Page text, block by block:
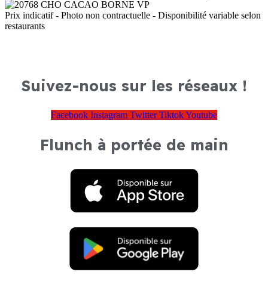
Prix indicatif - Photo non contractuelle - Disponibilité variable selon
restaurants
Suivez-nous sur les réseaux !
Facebook Instagram Twitter TiktokYoutube
Flunch à portée de main